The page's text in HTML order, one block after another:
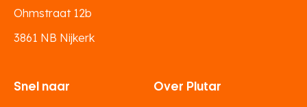
Ohmstraat 12b
3861 NB Nijkerk
Snel naar Over Plutar